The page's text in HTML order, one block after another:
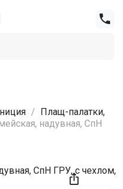

Плащ-палатки,
надувная, СпН
